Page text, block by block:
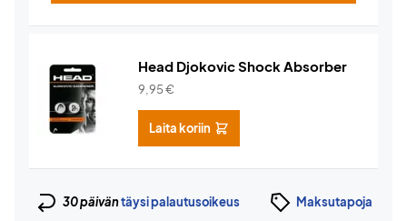
Head Djokovic Shock Absorber
9,95€
Laita koriin
30 päiväntäysi palautusoikeus Maksutapoja